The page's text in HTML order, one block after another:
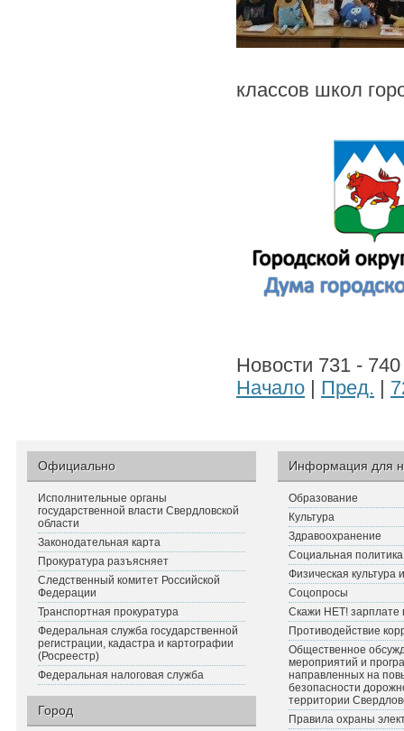
классов школ
Новости 731 -
Начало
Пред.
Официально
Исполнительные органы
государственной власти Свердловской
области
Законодательная карта
Прокуратура разъясняет
Следственный комитет Российской
Федерации
Транспортная прокуратура
Федеральная служба государственной
регистрации, кадастра и картографии
(Росреестр)
Федеральная налоговая служба
Город
Информация для
Образование
Культура
Здравоохранение
Социальная политика
Физическая культура
Соцопросы
Скажи НЕТ! зарплате
Противодействие
Общественное
мероприятий и
направленных на
безопасности
территории
Правила охраны